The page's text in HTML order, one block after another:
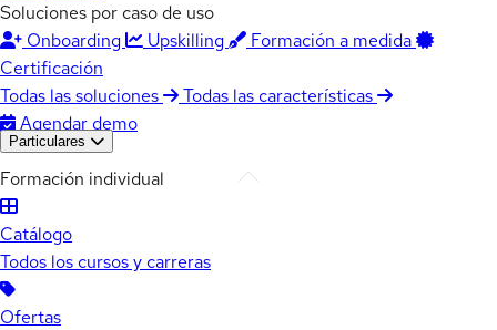
Soluciones por caso de uso
Onboarding
Upskilling
Formación a medida
Certificación
Todas las soluciones
Todas las características
Agendar demo
Particulares
Formación individual
Catálogo
Todos los cursos y carreras
Ofertas